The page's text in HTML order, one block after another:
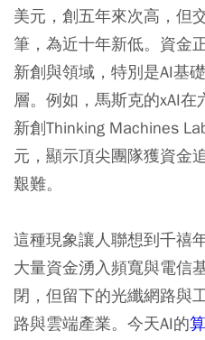
美元，創五年來次高，但
筆，為近十年新低。資金
新創與領域，特別是AI基
層。例如，馬斯克的xAI在
新創Thinking Machines
元，顯示頂尖團隊獲資金
艱難。
這種現象讓人聯想到千禧
大量資金湧入頻寬與電信
閉，但留下的光纖網路與
路與雲端產業。今天AI的